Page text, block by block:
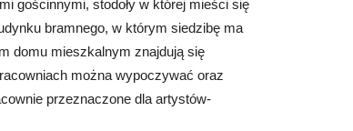
gościnnymi, stodoły w której mieści się
bramnego, w którym siedzibę ma
domu mieszkalnym znajdują się
można wypoczywać oraz
przeznaczone dla artystów-